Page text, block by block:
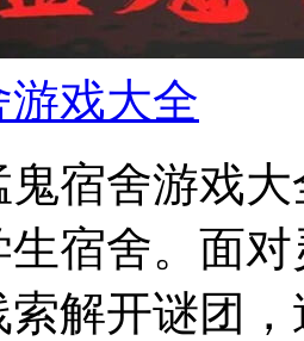
戏大全
鬼宿舍游戏
宿舍。面
解开谜团